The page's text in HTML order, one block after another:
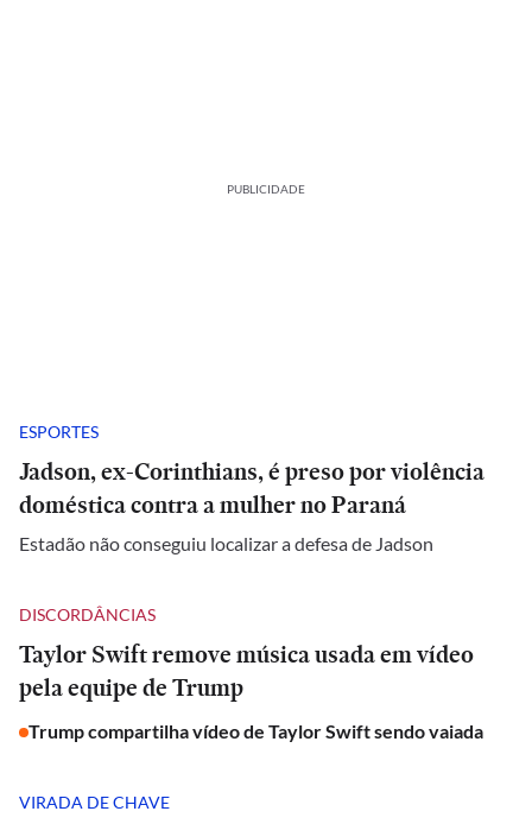
PUBLICIDADE
ESPORTES
Jadson, ex-Corinthians, é preso por violência
doméstica contra a mulher no Paraná
Estadão não conseguiu localizar a defesa de Jadson
DISCORDÂNCIAS
Taylor Swift remove música usada em vídeo
pela equipe de Trump
Trump compartilha vídeo de Taylor Swift sendo vaiada
VIRADA DE CHAVE